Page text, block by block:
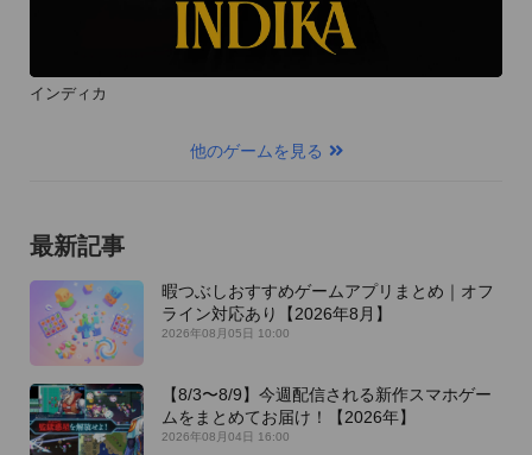
インディカ
他のゲームを見る
最新記事
暇つぶしおすすめゲームアプリまとめ｜オフ
ライン対応あり【2026年8月】
2026年08月05日 10:00
【8/3〜8/9】今週配信される新作スマホゲー
ムをまとめてお届け！【2026年】
2026年08月04日 16:00